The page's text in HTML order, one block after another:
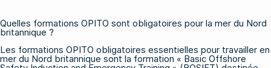
Quelles formations OPITO sont obligatoires pour la mer du Nord
britannique ?
Les formations OPITO obligatoires essentielles pour travailler en
mer du Nord britannique sont la formation « Basic Offshore